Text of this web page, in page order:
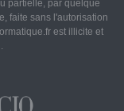
partielle, par quelque
faite sans l'autorisation
est illicite et